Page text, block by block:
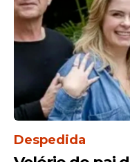
Despedida